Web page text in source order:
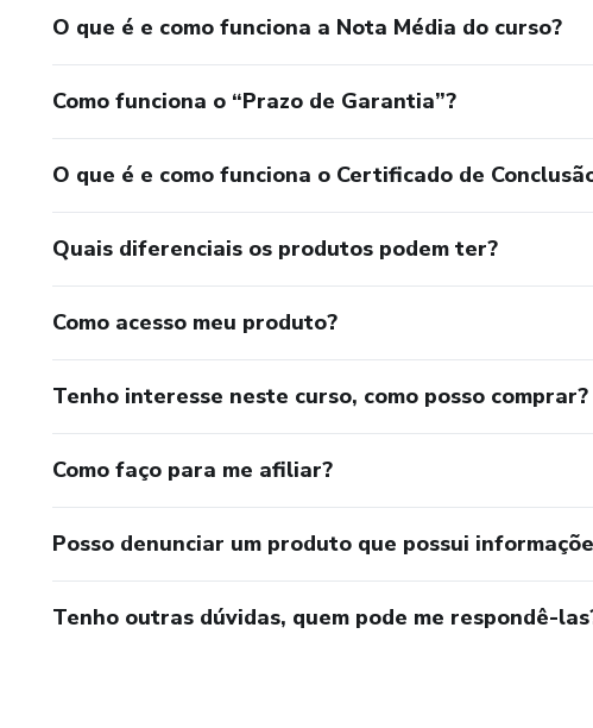
O que é e como funciona a Nota Média do curso?
Como funciona o “Prazo de Garantia”?
O que é e como funciona o Certificado de
Quais diferenciais os produtos podem ter?
Como acesso meu produto?
Tenho interesse neste curso, como posso comprar?
Como faço para me afiliar?
Posso denunciar um produto que possui
Tenho outras dúvidas, quem pode me respondê-